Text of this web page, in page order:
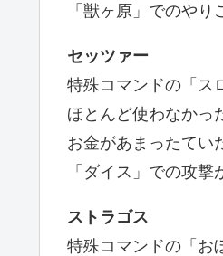
「獣ヶ原」でのやり
セッツァー
特殊コマンドの「ス
ほとんど使わなかっ
お金があまったてい
「ダイス」での攻撃
ストラゴス
特殊コマンドの「お